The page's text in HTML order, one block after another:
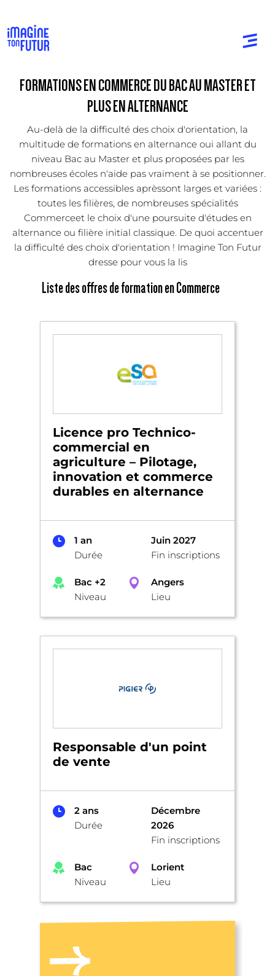
FORMATIONS EN COMMERCE DU BAC AU MASTER ET
PLUS EN ALTERNANCE
Au-delà de la difficulté des choix d'orientation, la
multitude de formations en alternance oui allant du
niveau Bac au Master et plus proposées par les
nombreuses écoles n'aide pas vraiment à se positionner.
Les formations accessibles aprèssont larges et variées :
toutes les filières, de nombreuses spécialités
Commerceet le choix d'une poursuite d'études en
alternance ou filière initial classique. De quoi accentuer
la difficulté des choix d'orientation ! Imagine Ton Futur
dresse pour vous la lis
Liste des offres de formation en Commerce
Licence pro Technico-
commercial en
agriculture – Pilotage,
innovation et commerce
durables en alternance
1 an
Durée
Juin 2027
Fin inscriptions
Bac +2
Niveau
Angers
Lieu
Responsable d'un point
de vente
2 ans
Durée
Décembre
2026
Fin inscriptions
Bac
Niveau
Lorient
Lieu